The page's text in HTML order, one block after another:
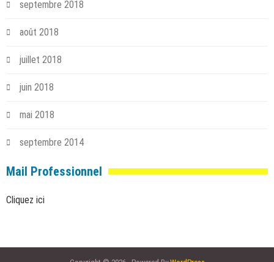
septembre 2018
août 2018
juillet 2018
juin 2018
mai 2018
septembre 2014
Mail Professionnel
Cliquez ici